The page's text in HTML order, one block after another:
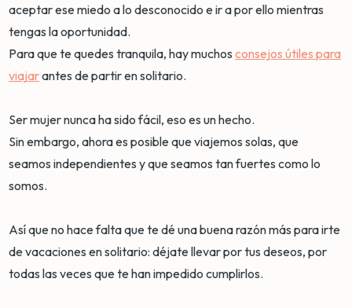
aceptar ese miedo a lo desconocido e ir a por ello mientras
tengas la oportunidad.
Para que te quedes tranquila, hay muchosconsejos útiles para
viajarantes de partir en solitario.
Ser mujer nunca ha sido fácil, eso es un hecho.
Sin embargo, ahora es posible que viajemos solas, que
seamos independientes y que seamos tan fuertes como lo
somos.
Así que no hace falta que te dé una buena razón más para irte
de vacaciones en solitario: déjate llevar por tus deseos, por
todas las veces que te han impedido cumplirlos.